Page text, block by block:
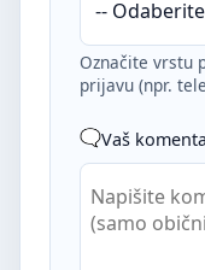
Označite vrstu
prijavu (npr.
Vaš